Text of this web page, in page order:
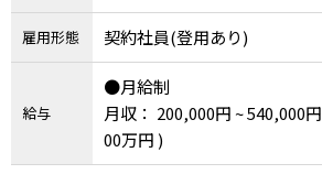
千葉県、東京都、神奈川県
川県、福井県、山梨県、長野
県、愛知県、三重県、滋賀
兵庫県、奈良県、和歌山県、
山県、広島県、山口県、徳
県、高知県、福岡県、佐賀県
大分県、宮崎県、鹿児島県
雇用形態 契約社員(登用あり)
給与
●月給制
月収： 200,000円 ~ 540,000円
00万円 )